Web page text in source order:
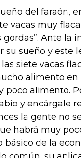
del faraón,
vacas muy
gordas”. Ante la
sueño y este
siete vacas
alimento en
poco alimento.
y encárgale
la gente no
habrá muy
básico de la